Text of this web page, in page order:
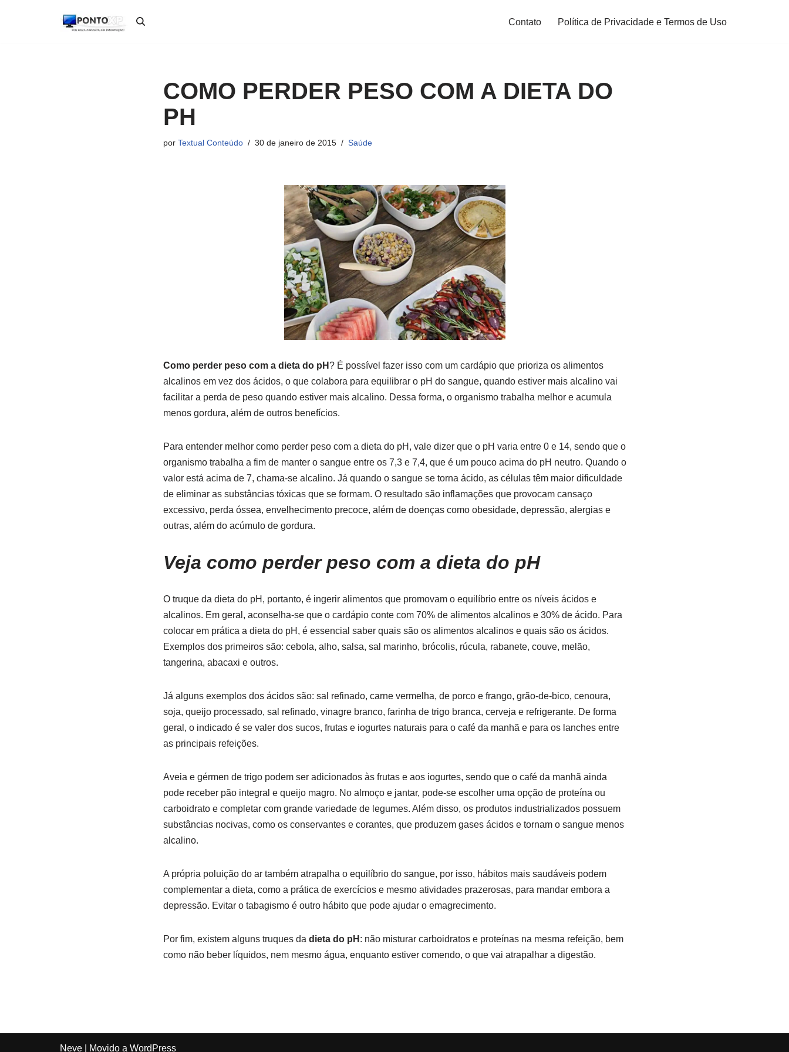
Contato Política de Privacidade e Termos de Uso
COMO PERDER PESO COM A DIETA DO
PH
por Textual Conteúdo 30 de janeiro de 2015 Saúde
Como perder peso com a dieta do pH? É possível fazer isso com um cardápio que prioriza os alimentos
alcalinos em vez dos ácidos, o que colabora para equilibrar o pH do sangue, quando estiver mais alcalino vai
facilitar a perda de peso quando estiver mais alcalino. Dessa forma, o organismo trabalha melhor e acumula
menos gordura, além de outros benefícios.
Para entender melhor como perder peso com a dieta do pH, vale dizer que o pH varia entre 0 e 14, sendo que o
organismo trabalha a fim de manter o sangue entre os 7,3 e 7,4, que é um pouco acima do pH neutro. Quando o
valor está acima de 7, chama-se alcalino. Já quando o sangue se torna ácido, as células têm maior dificuldade
de eliminar as substâncias tóxicas que se formam. O resultado são inflamações que provocam cansaço
excessivo, perda óssea, envelhecimento precoce, além de doenças como obesidade, depressão, alergias e
outras, além do acúmulo de gordura.
Veja como perder peso com a dieta do pH
O truque da dieta do pH, portanto, é ingerir alimentos que promovam o equilíbrio entre os níveis ácidos e
alcalinos. Em geral, aconselha-se que o cardápio conte com 70% de alimentos alcalinos e 30% de ácido. Para
colocar em prática a dieta do pH, é essencial saber quais são os alimentos alcalinos e quais são os ácidos.
Exemplos dos primeiros são: cebola, alho, salsa, sal marinho, brócolis, rúcula, rabanete, couve, melão,
tangerina, abacaxi e outros.
Já alguns exemplos dos ácidos são: sal refinado, carne vermelha, de porco e frango, grão-de-bico, cenoura,
soja, queijo processado, sal refinado, vinagre branco, farinha de trigo branca, cerveja e refrigerante. De forma
geral, o indicado é se valer dos sucos, frutas e iogurtes naturais para o café da manhã e para os lanches entre
as principais refeições.
Aveia e gérmen de trigo podem ser adicionados às frutas e aos iogurtes, sendo que o café da manhã ainda
pode receber pão integral e queijo magro. No almoço e jantar, pode-se escolher uma opção de proteína ou
carboidrato e completar com grande variedade de legumes. Além disso, os produtos industrializados possuem
substâncias nocivas, como os conservantes e corantes, que produzem gases ácidos e tornam o sangue menos
alcalino.
A própria poluição do ar também atrapalha o equilíbrio do sangue, por isso, hábitos mais saudáveis podem
complementar a dieta, como a prática de exercícios e mesmo atividades prazerosas, para mandar embora a
depressão. Evitar o tabagismo é outro hábito que pode ajudar o emagrecimento.
Por fim, existem alguns truques da dieta do pH : não misturar carboidratos e proteínas na mesma refeição, bem
como não beber líquidos, nem mesmo água, enquanto estiver comendo, o que vai atrapalhar a digestão.
Neve | Movido a WordPress